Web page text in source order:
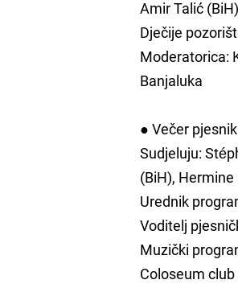
Amir Talić (BiH)
Dječije
Moderatorica:
Banjaluka
● Večer
Sudjeluju:
(BiH),
Urednik
Voditelj
Muzički
Coloseum